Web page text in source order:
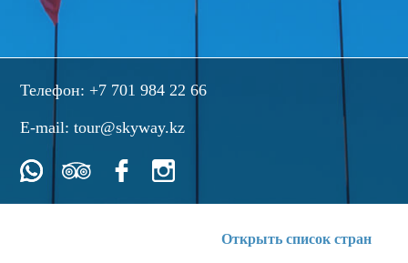
Телефон: +7 701 984 22 66
E-mail:tour@skyway.kz
Открыть список стран